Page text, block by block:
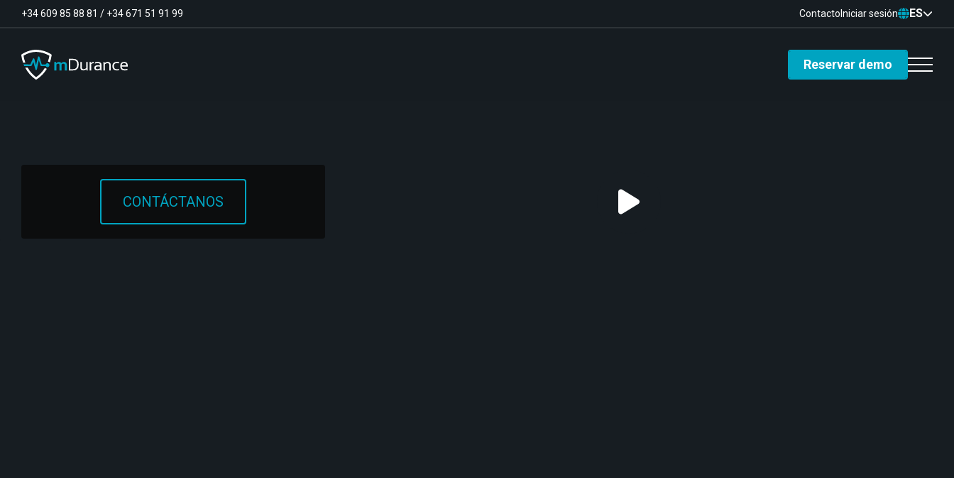
+34 609 85 88 81 / +34 671 51 91 99 Contacto Iniciar sesión ES
Sinergias musculares
Asimetrías musculares
Optimizador de ejercicios
Analítica muscular
Reservar demo
CONTÁCTANOS